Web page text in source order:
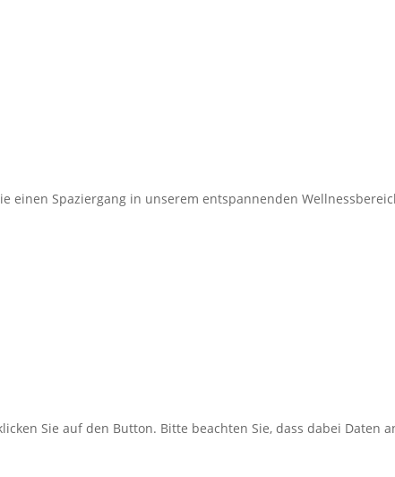
einen Spaziergang in unserem entspannenden
Sie auf den Button. Bitte beachten Sie, dass dabei Daten